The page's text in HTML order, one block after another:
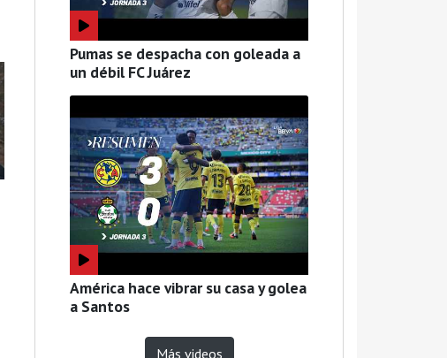
Pumas se despacha con goleada a
un débil FC Juárez
América hace vibrar su casa y golea
a Santos
Más videos